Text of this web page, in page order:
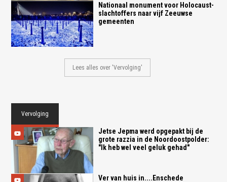
Nationaal monument voor Holocaust-
slachtoffers naar vijf Zeeuwse
gemeenten
Lees alles over 'Vervolging'
Vervolging
Jetse Jepma werd opgepakt bij de
grote razzia in de Noordoostpolder:
"Ik heb wel veel geluk gehad"
Ver van huis in....Enschede